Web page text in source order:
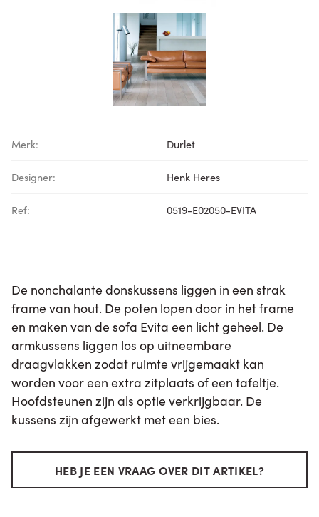
Merk: Durlet
Designer: Henk Heres
Ref: 0519-E02050-EVITA
De nonchalante donskussens liggen in een strak
frame van hout. De poten lopen door in het frame
en maken van de sofa Evita een licht geheel. De
armkussens liggen los op uitneembare
draagvlakken zodat ruimte vrijgemaakt kan
worden voor een extra zitplaats of een tafeltje.
Hoofdsteunen zijn als optie verkrijgbaar. De
kussens zijn afgewerkt met een bies.
HEB JE EEN VRAAG OVER DIT ARTIKEL?